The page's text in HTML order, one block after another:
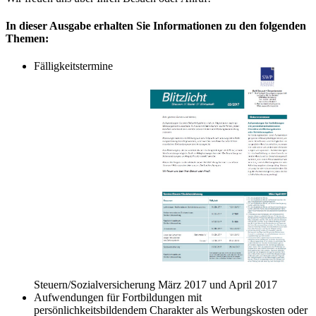
In dieser Ausgabe erhalten Sie Informationen zu den folgenden
Themen:
Fälligkeitstermine
Steuern/Sozialversicherung März 2017 und April 2017
Aufwendungen für Fortbildungen mit
persönlichkeitsbildendem Charakter als Werbungskosten oder